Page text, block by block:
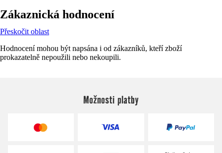
Zákaznická hodnocení
Přeskočit oblast
Hodnocení mohou být napsána i od zákazníků, kteří zboží
prokazatelně nepoužili nebo nekoupili.
Možnosti platby